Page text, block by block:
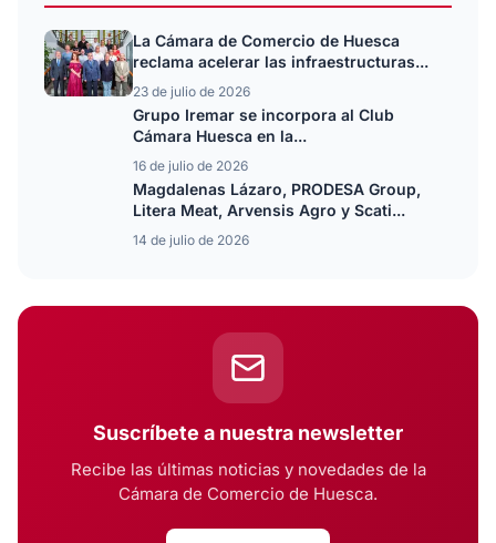
La Cámara de Comercio de Huesca
reclama acelerar las infraestructuras...
23 de julio de 2026
Grupo Iremar se incorpora al Club
Cámara Huesca en la...
16 de julio de 2026
Magdalenas Lázaro, PRODESA Group,
Litera Meat, Arvensis Agro y Scati...
14 de julio de 2026
Suscríbete a nuestra newsletter
Recibe las últimas noticias y novedades de la
Cámara de Comercio de Huesca.